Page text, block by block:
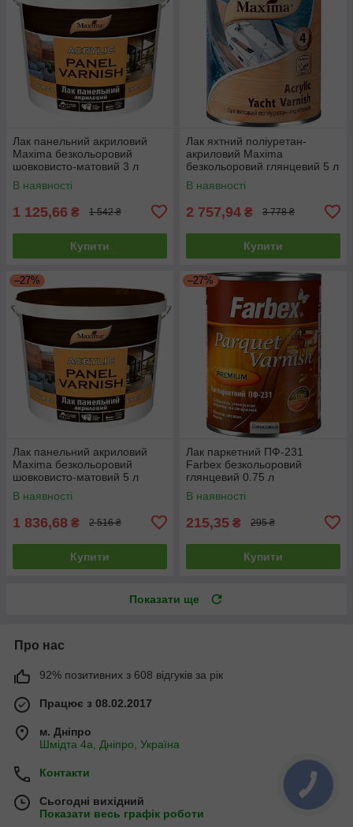
Лак панельний акриловий
Maxima безкольоровий
шовковисто-матовий 3 л
В наявності
1 125,66 ₴ 1 542 ₴
Купити
Лак яхтний поліуретан-
акриловий Maxima
безкольоровий глянцевий 5 л
В наявності
2 757,94 ₴ 3 778 ₴
Купити
–27%
Лак панельний акриловий
Maxima безкольоровий
шовковисто-матовий 5 л
В наявності
1 836,68 ₴ 2 516 ₴
Купити
–27%
Лак паркетний ПФ-231
Farbex безкольоровий
глянцевий 0.75 л
В наявності
215,35 ₴ 295 ₴
Купити
Показати ще
Про нас
92% позитивних з 608 відгуків за рік
Працює з 08.02.2017
м. Дніпро
Шмідта 4а, Дніпро, Україна
Контакти
Сьогодні вихідний
Показати весь графік роботи